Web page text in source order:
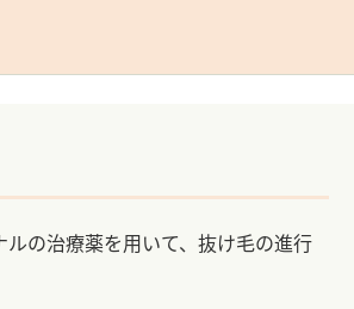
の治療薬を用いて、抜け毛の進行